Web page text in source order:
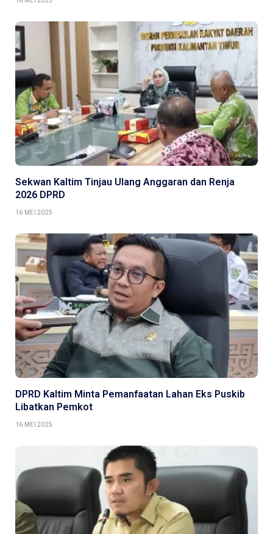
Sekwan Kaltim Tinjau Ulang Anggaran dan Renja
2026 DPRD
16 MEI 2025
DPRD Kaltim Minta Pemanfaatan Lahan Eks Puskib
Libatkan Pemkot
16 MEI 2025